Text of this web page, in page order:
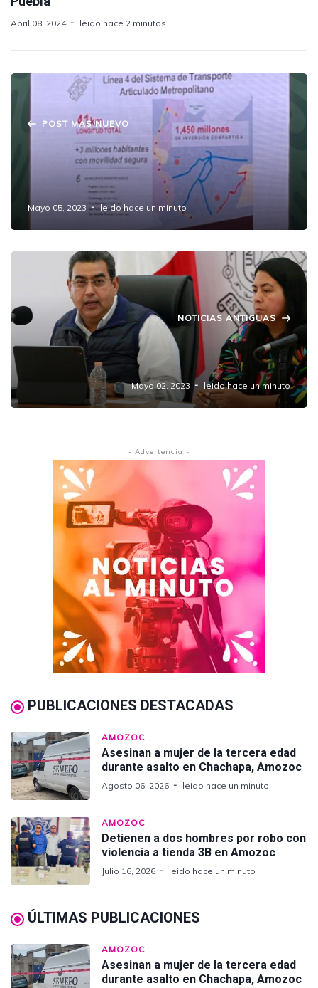
Abril 08, 2024 leido hace 2 minutos
POST MAS NUEVO
Anuncia Sergio Salomón construcción de
línea 4 BRT: conectará Amozoc, Puebla,
Coronango, Cuautlancingo y las Cholulas.
Mayo 05, 2023 leido hace un minuto
NOTICIAS ANTIGUAS
Confirma Sergio Salomón asistencia de
AMLO al desfile del 5 de mayo
Mayo 02, 2023 leido hace un minuto
- Advertencia -
PUBLICACIONES DESTACADAS
AMOZOC
Asesinan a mujer de la tercera edad
durante asalto en Chachapa, Amozoc
Agosto 06, 2026 leido hace un minuto
AMOZOC
Detienen a dos hombres por robo con
violencia a tienda 3B en Amozoc
Julio 16, 2026 leido hace un minuto
ÚLTIMAS PUBLICACIONES
AMOZOC
Asesinan a mujer de la tercera edad
durante asalto en Chachapa, Amozoc